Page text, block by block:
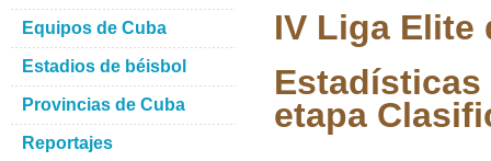
IV Liga Elite
Estadísticas
etapa
Equipos de Cuba
Estadios de béisbol
Provincias de Cuba
Reportajes